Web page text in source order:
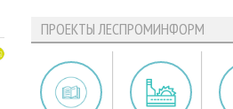
ПРОЕКТЫ ЛЕСПРОМИНФОРМ